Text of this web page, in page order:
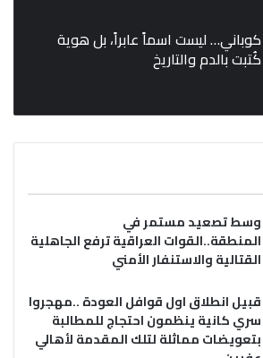
كوباني… ليست اسماً عابراً، بل هوية
كُتبت بالدم والتاريخ
وسط تصعيد مستمر في
المنطقة..القوات العراقية ترفع الجاهلية
القتالية والاستنفار الأمني
قبيل انطلاق اول قوافل العودة ..مهجروا
سري كانية ينظمون احتجاج للمطالبة
بتعويضات مماثلة لتلك المقدمة لأهالي